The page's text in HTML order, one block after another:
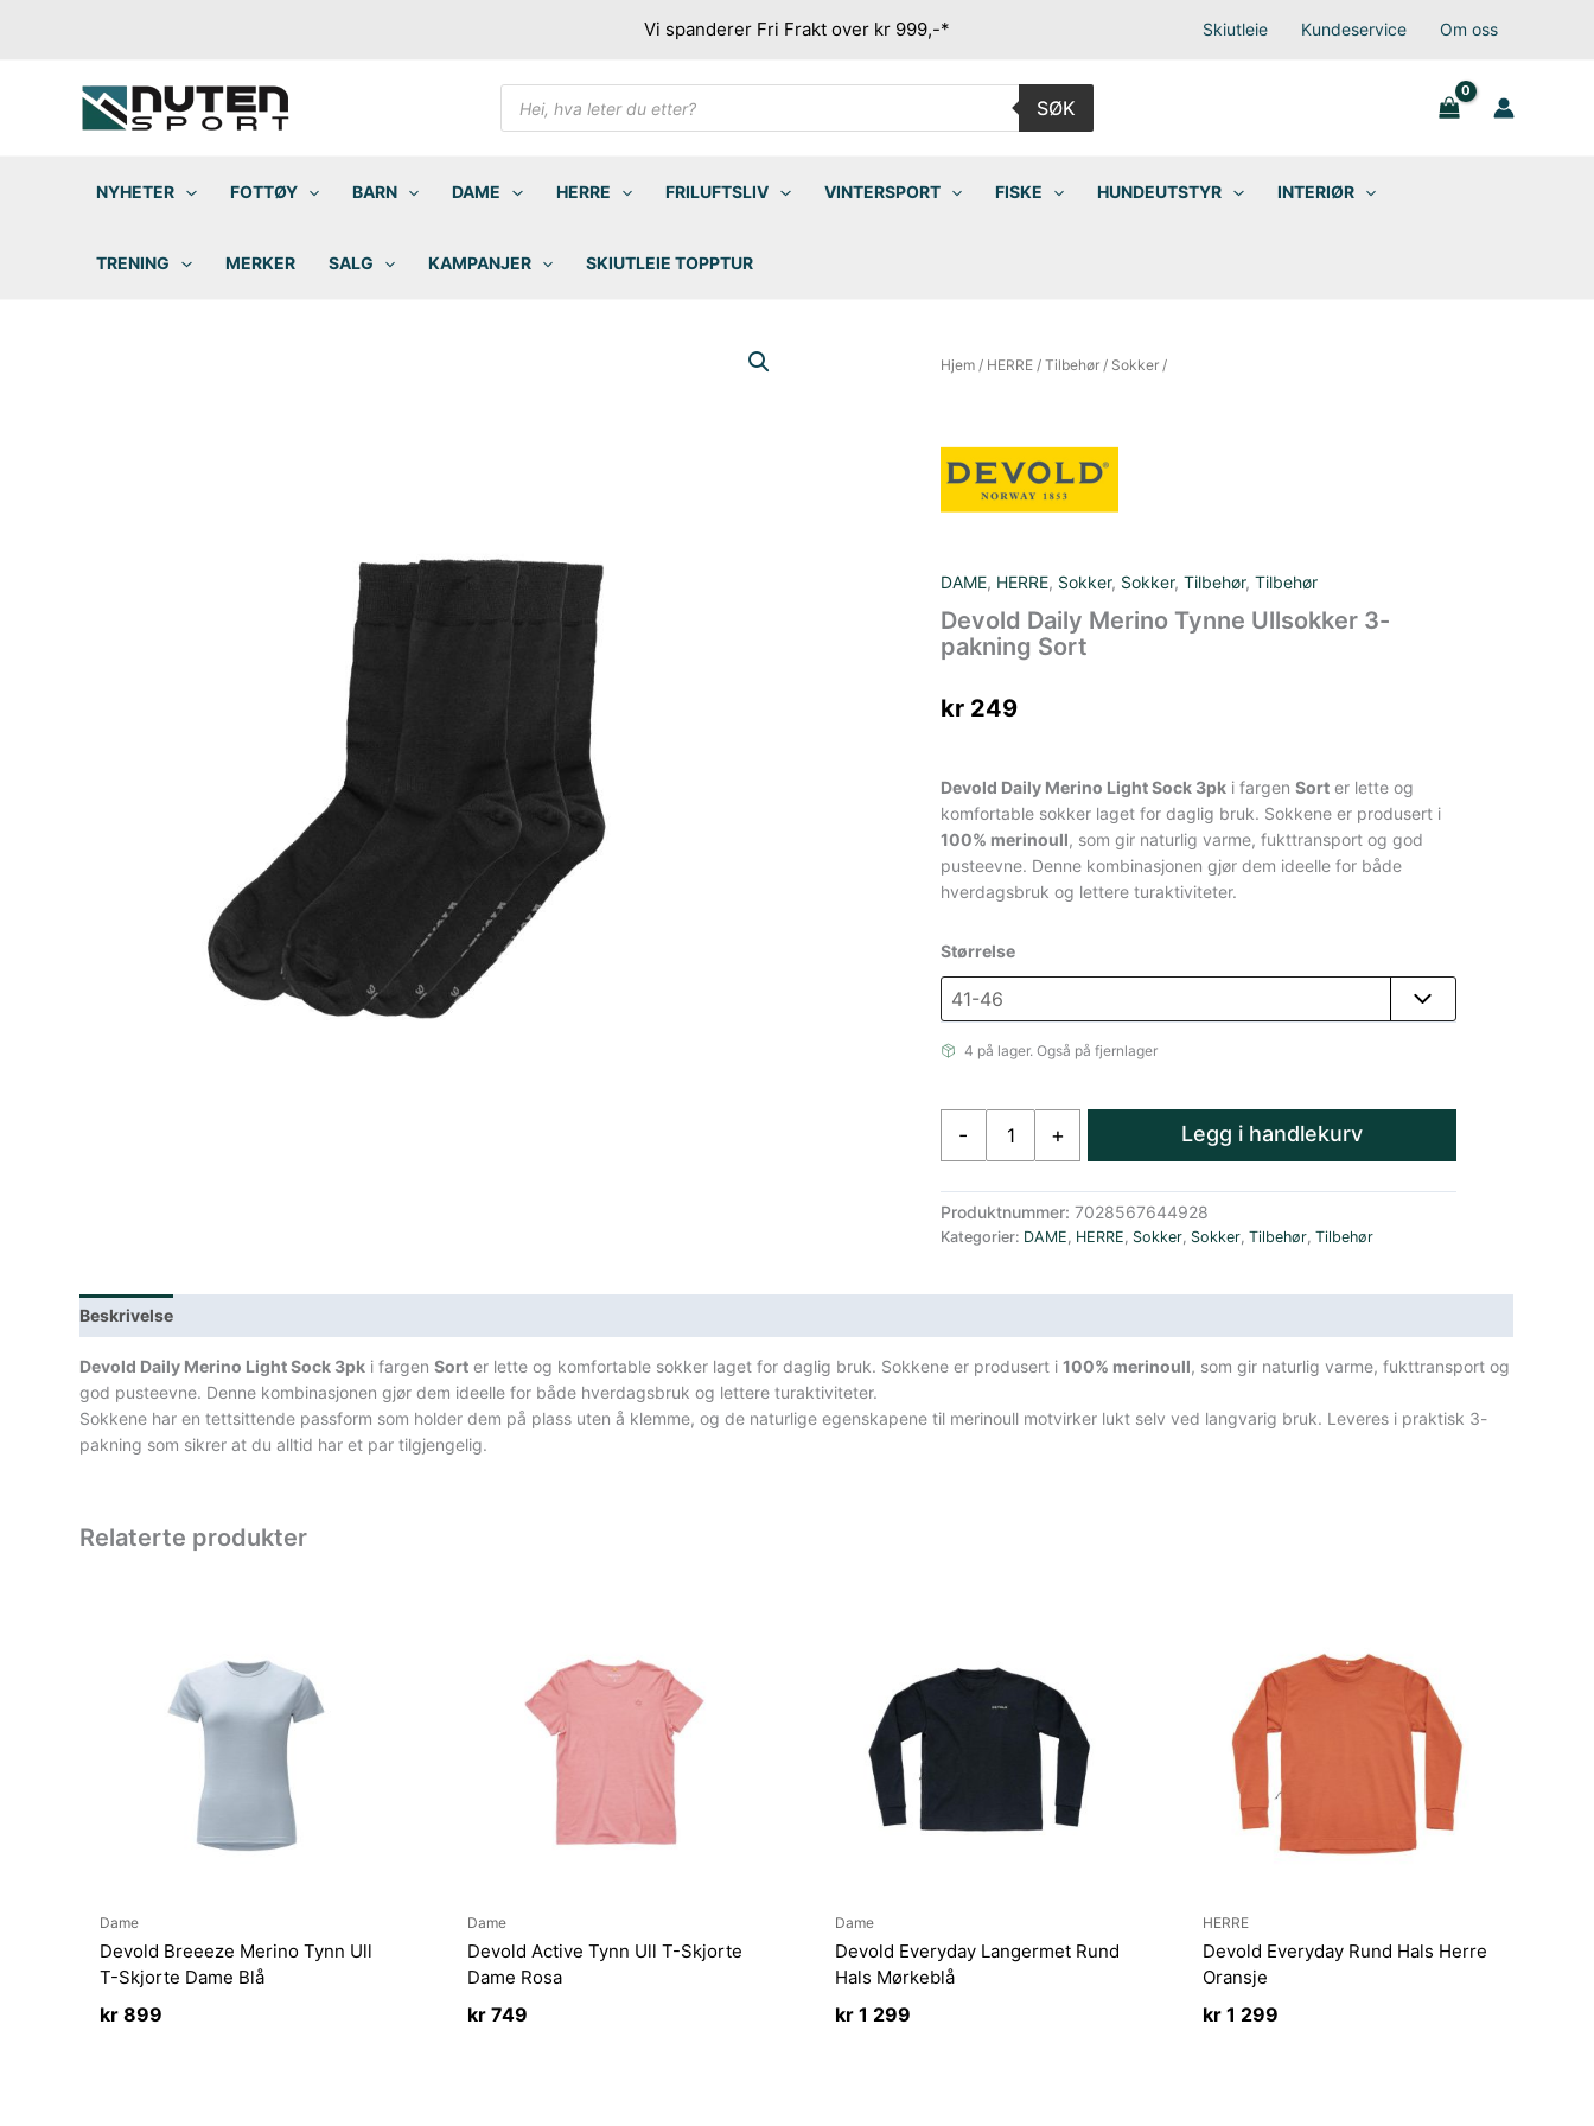
Vi spanderer Fri Frakt over kr 999,-* Skiutleie Kundeservice Om oss
Products
search
SØK
NYHETER FOTTØY BARN DAME HERRE FRILUFTSLIV VINTERSPORT FISKE HUNDEUTSTYR INTERIØR
TRENING MERKER SALG KAMPANJER SKIUTLEIE TOPPTUR
Hjem/ HERRE/ Tilbehør/ Sokker/
DAME, HERRE, Sokker, Sokker, Tilbehør, Tilbehør
Devold Daily Merino Tynne Ullsokker 3-
pakning Sort
kr249
Devold Daily Merino Light Sock 3pki fargen Sorter lette og
komfortable sokker laget for daglig bruk. Sokkene er produsert i
100% merinoull, som gir naturlig varme, fukttransport og god
pusteevne. Denne kombinasjonen gjør dem ideelle for både
hverdagsbruk og lettere turaktiviteter.
Størrelse
4 på lager. Også på fjernlager
-
Tynne
Ullsokker
+ Legg i handlekurv
Produktnummer: 7028567644928
Kategorier: DAME, HERRE, Sokker, Sokker, Tilbehør, Tilbehør
Beskrivelse
Devold Daily Merino Light Sock 3pk i fargenSort er lette og komfortable sokker laget for daglig bruk. Sokkene er produsert i100% merinoull, som gir naturlig varme, fukttransport og
god pusteevne. Denne kombinasjonen gjør dem ideelle for både hverdagsbruk og lettere turaktiviteter.
Sokkene har en tettsittende passform som holder dem på plass uten å klemme, og de naturlige egenskapene til merinoull motvirker lukt selv ved langvarig bruk. Leveres i praktisk 3-
pakning som sikrer at du alltid har et par tilgjengelig.
Relaterte produkter
Dame
Devold Breeeze Merino Tynn Ull
T-Skjorte Dame Blå
kr 899
Dame
Devold Active Tynn Ull T-Skjorte
Dame Rosa
kr749
Dame
Devold Everyday Langermet Rund
Hals Mørkeblå
kr1 299
HERRE
Devold Everyday Rund Hals Herre
Oransje
kr1 299